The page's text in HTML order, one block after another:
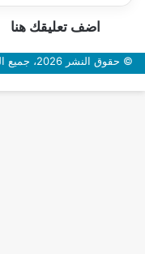
اضف تعليقك هنا
© حقوق النشر 2026، جميع الحقوق محفوظة بوابة سعودي اون